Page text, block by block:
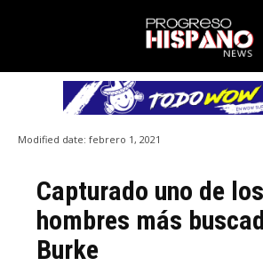
Modified date: febrero 1, 2021
Capturado uno de los
hombres más
Burke